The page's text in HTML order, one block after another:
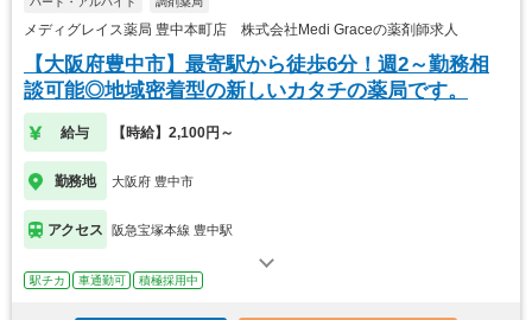
メディグレイス薬局 豊中本町店 株式会社Medi Graceの薬剤師求人
【大阪府豊中市】最寄駅から徒歩6分！週2～勤務相
談可能◎地域密着型の新しいカタチの薬局です。
給与 【時給】2,100円～
勤務地 大阪府 豊中市
アクセス 阪急宝塚本線 豊中駅
駅チカ 車通勤可 積極採用中